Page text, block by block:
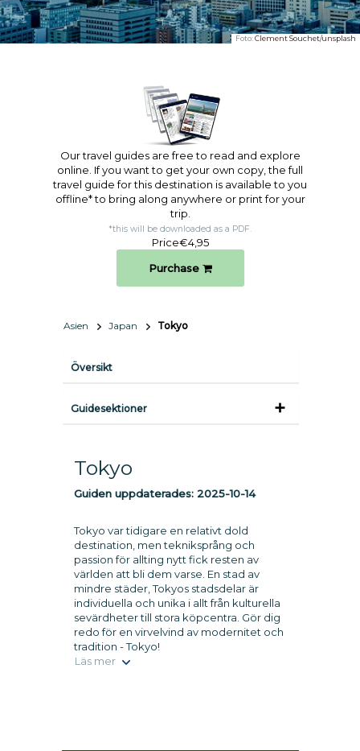
Foto:Clement Souchet/unsplash
Our travel guides are free to read and explore
online. If you want to get your own copy, the full
travel guide for this destination is available to you
offline* to bring along anywhere or print for your
trip.​
*this will be downloaded as a PDF.
Price€4,95
Purchase
Asien Japan Tokyo
Översikt
Guidesektioner
Tokyo
Guiden uppdaterades: 2025-10-14
Tokyo var tidigare en relativt dold
destination, men tekniksprång och
passion för allting nytt fick resten av
världen att bli dem varse. En stad av
mindre städer, Tokyos stadsdelar är
individuella och unika i allt från kulturella
sevärdheter till stora köpcentra. Gör dig
redo för en virvelvind av modernitet och
tradition - Tokyo!
Läs mer